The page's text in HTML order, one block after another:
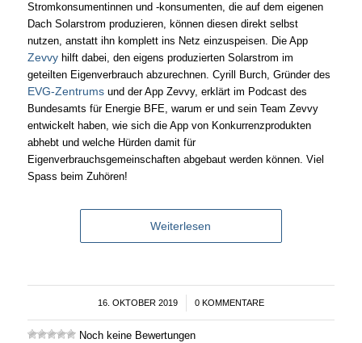
Stromkonsumentinnen und -konsumenten, die auf dem eigenen
Dach Solarstrom produzieren, können diesen direkt selbst
nutzen, anstatt ihn komplett ins Netz einzuspeisen. Die App
Zevvyhilft dabei, den eigens produzierten Solarstrom im
geteilten Eigenverbrauch abzurechnen. Cyrill Burch, Gründer des
EVG-Zentrumsund der App Zevvy, erklärt im Podcast des
Bundesamts für Energie BFE, warum er und sein Team Zevvy
entwickelt haben, wie sich die App von Konkurrenzprodukten
abhebt und welche Hürden damit für
Eigenverbrauchsgemeinschaften abgebaut werden können. Viel
Spass beim Zuhören!
Weiterlesen
16. OKTOBER 2019
/ 0 KOMMENTARE
Noch keine Bewertungen